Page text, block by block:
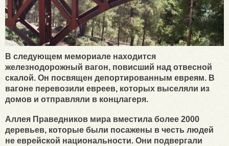
В следующем мемориале находится
железнодорожный вагон, повисший над отвесной
скалой. Он посвящен депортированным евреям. В
вагоне перевозили евреев, которых выселяли из
домов и отправляли в концлагеря.
Аллея Праведников мира вместила более 2000
деревьев, которые были посажены в честь людей
не еврейской национальности. Они подвергали